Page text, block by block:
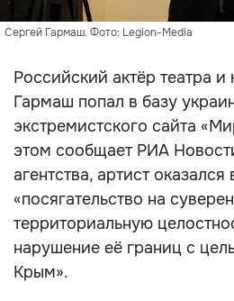
Сергей Гармаш. Фото: Legion-Media
Российский актёр театра и
Гармаш попал в базу
экстремистского сайта
этом сообщает РИА
агентства, артист оказался
«посягательство на
территориальную
нарушение её границ с
Крым».